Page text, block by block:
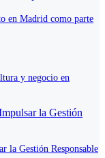
en Madrid como parte
y negocio en
la Gestión Responsable